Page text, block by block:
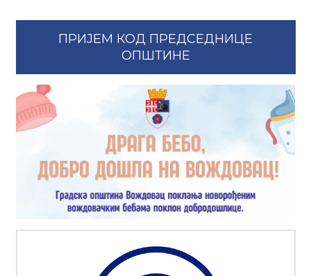
ПРИЈЕМ КОД ПРЕДСЕДНИЦЕ
ОПШТИНЕ